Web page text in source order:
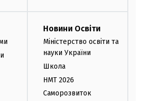
Новини Освіти
Міністерство освіти та
науки України
Школа
НМТ 2026
Саморозвиток